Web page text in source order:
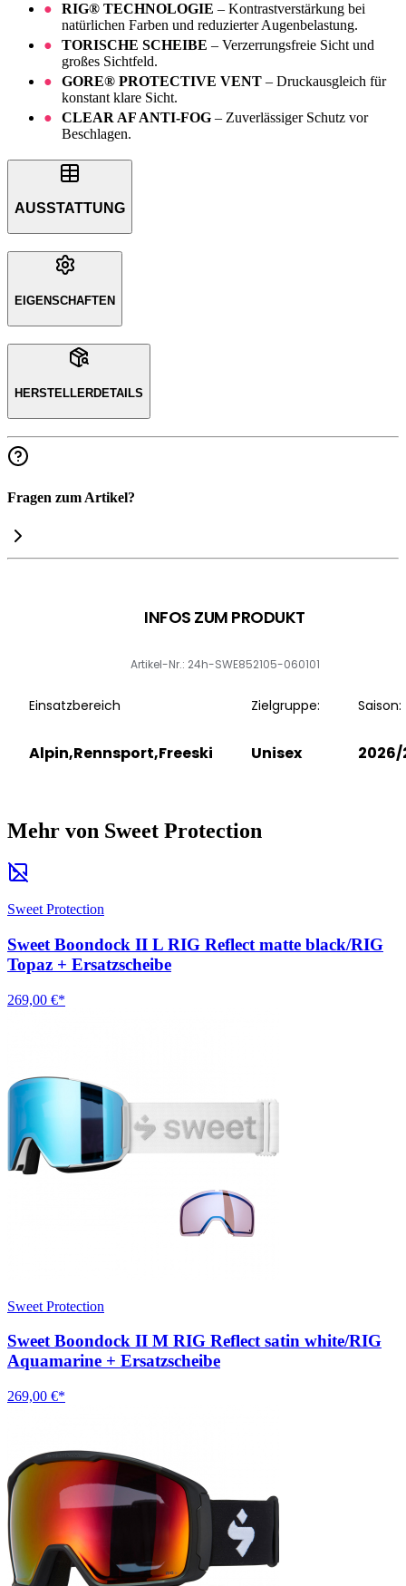
RIG® TECHNOLOGIE – Kontrastverstärkung bei
natürlichen Farben und reduzierter Augenbelastung.
TORISCHE SCHEIBE – Verzerrungsfreie Sicht und
großes Sichtfeld.
GORE® PROTECTIVE VENT – Druckausgleich für
konstant klare Sicht.
CLEAR AF ANTI-FOG – Zuverlässiger Schutz vor
Beschlagen.
AUSSTATTUNG
EIGENSCHAFTEN
HERSTELLERDETAILS
Fragen zum Artikel?
INFOS ZUM PRODUKT
Artikel-Nr.: 24h-SWE852105-060101
Einsatzbereich
Alpin,Rennsport,Freeski
Zielgruppe:
Unisex
Saison:
2026/
Mehr von Sweet Protection
Sweet Protection
Sweet Boondock II L RIG Reflect matte black/RIG
Topaz + Ersatzscheibe
269,00 €*
Sweet Protection
Sweet Boondock II M RIG Reflect satin white/RIG
Aquamarine + Ersatzscheibe
269,00 €*